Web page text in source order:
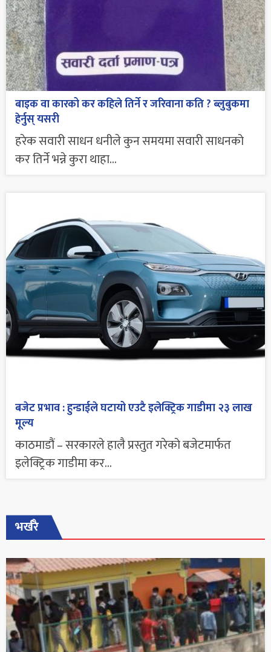
बाइक वा कारको कर कहिले तिर्ने र जरिवाना कति ? ब्लुबुकमा
हेर्नुस् यसरी
हरेक सवारी साधन धनीले कुन समयमा सवारी साधनको
कर तिर्ने भन्ने कुरा थाहा...
बजेट प्रभाव : हुन्डाईले घटायो एउटै इलेक्ट्रिक गाडीमा २३ लाख
मूल्य
काठमाडौं – सरकारले हालै प्रस्तुत गरेको बजेटमार्फत
इलेक्ट्रिक गाडीमा कर...
भर्खरै